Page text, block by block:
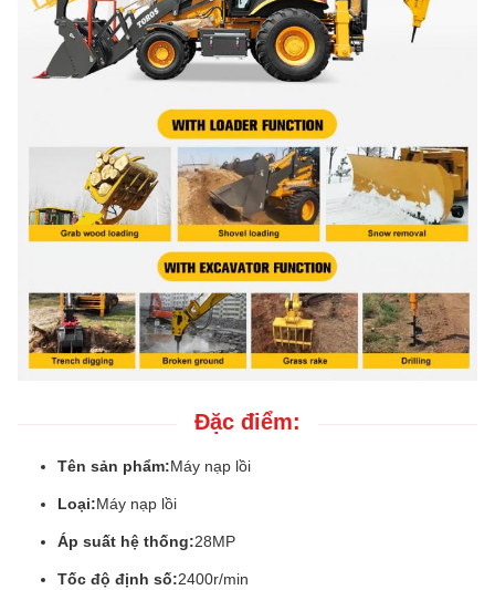
Đặc điểm:
Tên sản phẩm:Máy nạp lồi
Loại:Máy nạp lồi
Áp suất hệ thống:28MP
Tốc độ định số:2400r/min